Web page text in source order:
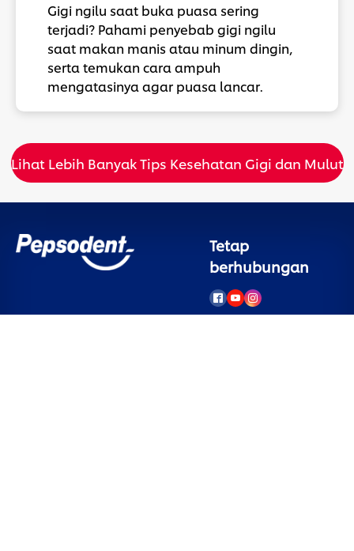
Gigi ngilu saat buka puasa sering
terjadi? Pahami penyebab gigi ngilu
saat makan manis atau minum dingin,
serta temukan cara ampuh
mengatasinya agar puasa lancar.
Lihat Lebih Banyak Tips Kesehatan Gigi dan Mulut
Tetap
berhubungan